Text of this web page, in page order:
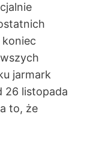
koniec
jarmark
26 listopada
to, że